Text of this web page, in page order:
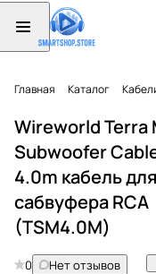
Главная Каталог
Wireworld Terra
Subwoofer
4.0m кабель для
сабвуфера RCA
(TSM4.0M)
0
Нет отзывов